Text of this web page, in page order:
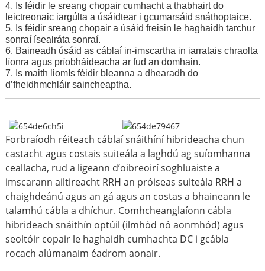
4. Is féidir le sreang chopair cumhacht a thabhairt do
leictreonaic iargúlta a úsáidtear i gcumarsáid snáthoptaice.
5. Is féidir sreang chopair a úsáid freisin le haghaidh tarchur
sonraí ísealráta sonraí.
6. Baineadh úsáid as cáblaí in-imscartha in iarratais chraolta
líonra agus príobháideacha ar fud an domhain.
7. Is maith liomIs féidir bleanna a dhearadh do
d’fheidhmchláir saincheaptha.
Forbraíodh réiteach cáblaí snáithíní hibrideacha chun
castacht agus costais suiteála a laghdú ag suíomhanna
ceallacha, rud a ligeann d’oibreoirí soghluaiste a
imscarann ​​ailtireacht RRH an próiseas suiteála RRH a
chaighdeánú agus an gá agus an costas a bhaineann le
talamhú cábla a dhíchur. Comhcheanglaíonn cábla
hibrideach snáithín optúil (ilmhód nó aonmhód) agus
seoltóir copair le haghaidh cumhachta DC i gcábla
rocach alúmanaim éadrom aonair.